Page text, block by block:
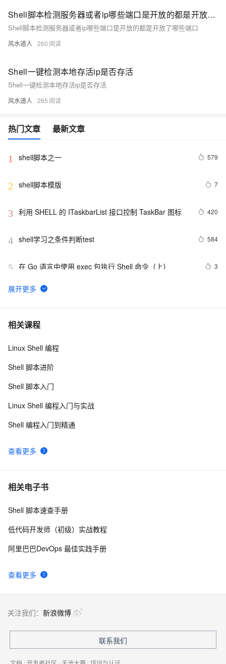
Shell脚本检测服务器或者ip哪些端口是开放的都是开放了哪些端口
Shell脚本检测服务器或者ip哪些端口是开放的都是开放了哪些端口
风水道人 260
Shell一键检测本地存活ip是否存活
Shell一键检测本地存活ip是否存活
风水道人 265
热门文章 最新文章
1 shell脚本之一 579
2 shell脚本模版 7
3 利用 SHELL 的 ITaskbarList 接口控制 TaskBar 图标 420
4 shell学习之条件判断test 584
5 在 Go 语言中使用 exec 包执行 Shell 命令（上） 3
6 shell数组使用
7 2022渗透测试-反弹shell的详细讲解
8 数组-在Shell脚本中的基本使用介绍
10 Shell中的while循环【转】
相关课程
查看更多
Linux Shell 编程
Shell 脚本进阶
Shell 脚本入门
Linux Shell 编程入门与实战
Shell 编程入门到精通
相关电子书
查看更多
Shell 脚本速查手册
低代码开发师（初级）实战教程
阿里巴巴DevOps 最佳实践手册
关注我们： 新浪微博
联系我们